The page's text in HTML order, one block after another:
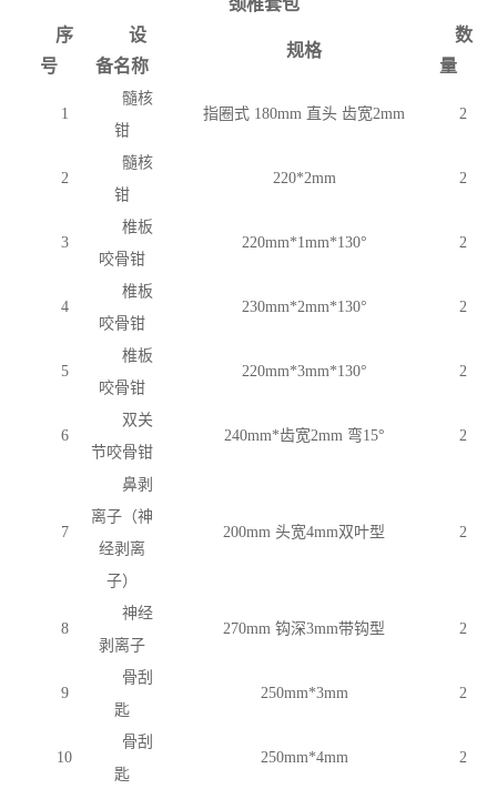
颈椎套包
序
号
设
备名称
规格
数
量
1
髓核
钳
指圈式 180mm 直头 齿宽2mm 2
2
髓核
钳
220*2mm 2
3
椎板
咬骨钳
220mm*1mm*130° 2
4
椎板
咬骨钳
230mm*2mm*130° 2
5
椎板
咬骨钳
220mm*3mm*130° 2
6
双关
节咬骨钳
240mm*齿宽2mm 弯15° 2
7
鼻剥
离子（神
经剥离
子）
200mm 头宽4mm双叶型 2
8
神经
剥离子
270mm 钩深3mm带钩型 2
9
骨刮
匙
250mm*3mm 2
10
骨刮
匙
250mm*4mm 2